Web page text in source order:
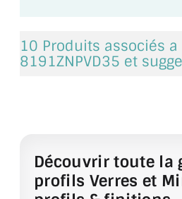
PORTE EN VERRE
GARDE CORPS EN VERRE
PLEXIGLAS PMMA
10 Produits associés
8191ZNPVD35 et
Découvrir toute la
profils Verres et